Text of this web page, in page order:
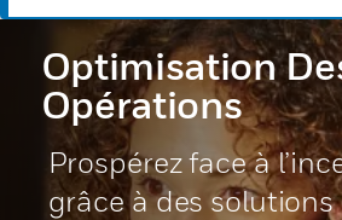
Optimisation
Opérations
Prospérez face à
grâce à des solutions